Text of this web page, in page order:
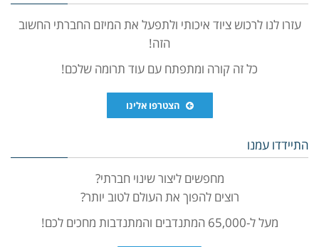
עזרו לנו לרכוש ציוד איכותי ולתפעל את המיזם החברתי החשוב
הזה!
כל זה קורה ומתפתח עם עוד תרומה שלכם!
הצטרפו אלינו
התיידדו עמנו
מחפשים ליצור שינוי חברתי?
רוצים להפוך את העולם לטוב יותר?
מעל ל-65,000 המתנדבים והמתנדבות מחכים לכם!